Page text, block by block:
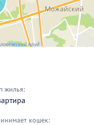
жилья:
кошек: